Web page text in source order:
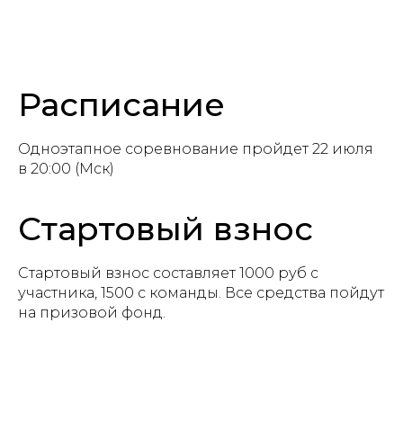
Расписание
Одноэтапное соревнование пройдет 22 июля
в 20:00 (Мск)
Стартовый взнос
Стартовый взнос составляет 1000 руб с
участника, 1500 с команды. Все средства пойдут
на призовой фонд.